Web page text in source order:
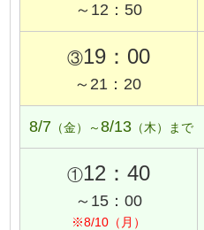
～12：50
③19：00
～21：20
8/7 （金）～8/13 （木）まで
①12：40
～15：00
※8/10（月）